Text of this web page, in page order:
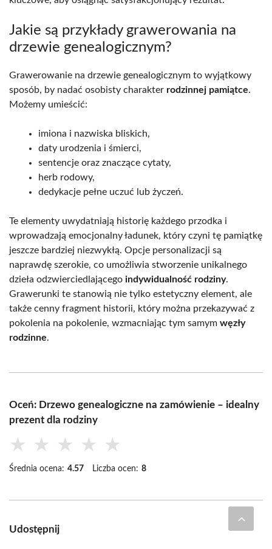
Jakie są przykłady grawerowania na
drzewie genealogicznym?
Grawerowanie na drzewie genealogicznym to wyjątkowy
sposób, by nadać osobisty charakter rodzinnej pamiątce.
Możemy umieścić:
imiona i nazwiska bliskich,
daty urodzenia i śmierci,
sentencje oraz znaczące cytaty,
herb rodowy,
dedykacje pełne uczuć lub życzeń.
Te elementy uwydatniają historię każdego przodka i
wprowadzają emocjonalny ładunek, który czyni tę pamiątkę
jeszcze bardziej niezwykłą. Opcje personalizacji są
naprawdę szerokie, co umożliwia stworzenie unikalnego
dzieła odzwierciedlającego indywidualność rodziny.
Grawerunki te stanowią nie tylko estetyczny element, ale
także cenny fragment historii, który można przekazywać z
pokolenia na pokolenie, wzmacniając tym samym węzły
rodzinne.
Oceń: Drzewo genealogiczne na zamówienie – idealny
prezent dla rodziny
★ ★ ★ ★ ★
Średnia ocena: 4.57 Liczba ocen: 8
Udostępnij